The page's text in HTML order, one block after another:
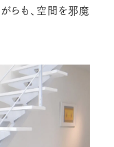
らも、空間を邪魔